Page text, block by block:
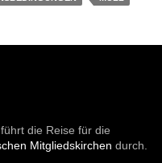
die Reise für die
Mitgliedskirchen durch.